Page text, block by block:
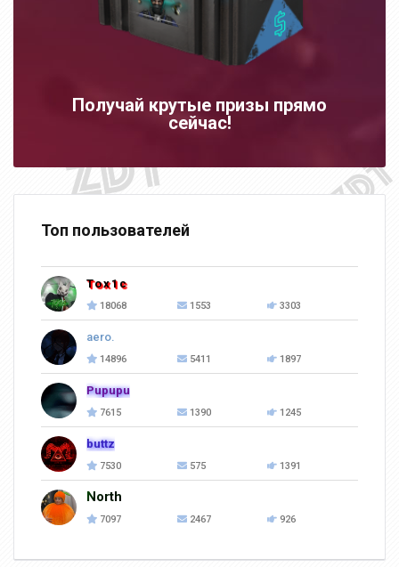
Получай крутые призы прямо
сейчас!
Топ пользователей
Tox1c
18068 1553 3303
aero.
14896 5411 1897
Pupupu
7615 1390 1245
buttz
7530 575 1391
North
7097 2467 926